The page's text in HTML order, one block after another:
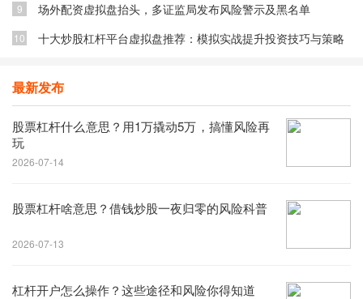
9 场外配资虚拟盘抬头，多证监局发布风险警示及黑名单
10 十大炒股杠杆平台虚拟盘推荐：模拟实战提升投资技巧与策略
最新发布
股票杠杆什么意思？用1万撬动5万，搞懂风险再
玩
2026-07-14
股票杠杆啥意思？借钱炒股一夜归零的风险科普
2026-07-13
杠杆开户怎么操作？这些途径和风险你得知道